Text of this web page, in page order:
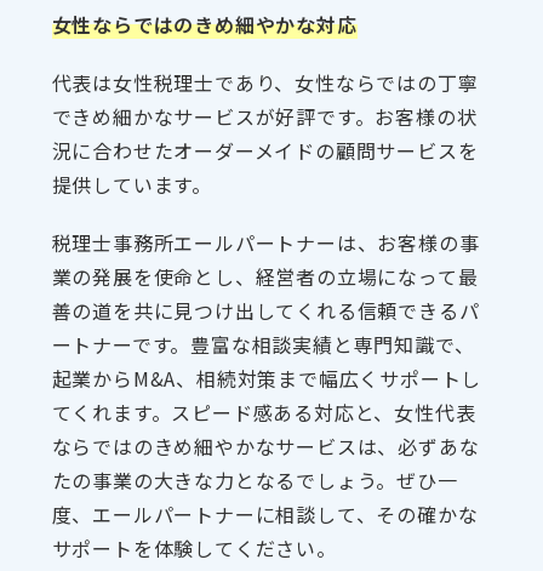
女性ならではのきめ細やかな対応
代表は女性税理士であり、女性ならではの丁寧
できめ細かなサービスが好評です。お客様の状
況に合わせたオーダーメイドの顧問サービスを
提供しています。
税理士事務所エールパートナーは、お客様の事
業の発展を使命とし、経営者の立場になって最
善の道を共に見つけ出してくれる信頼できるパ
ートナーです。豊富な相談実績と専門知識で、
起業からM&A、相続対策まで幅広くサポートし
てくれます。スピード感ある対応と、女性代表
ならではのきめ細やかなサービスは、必ずあな
たの事業の大きな力となるでしょう。ぜひ一
度、エールパートナーに相談して、その確かな
サポートを体験してください。